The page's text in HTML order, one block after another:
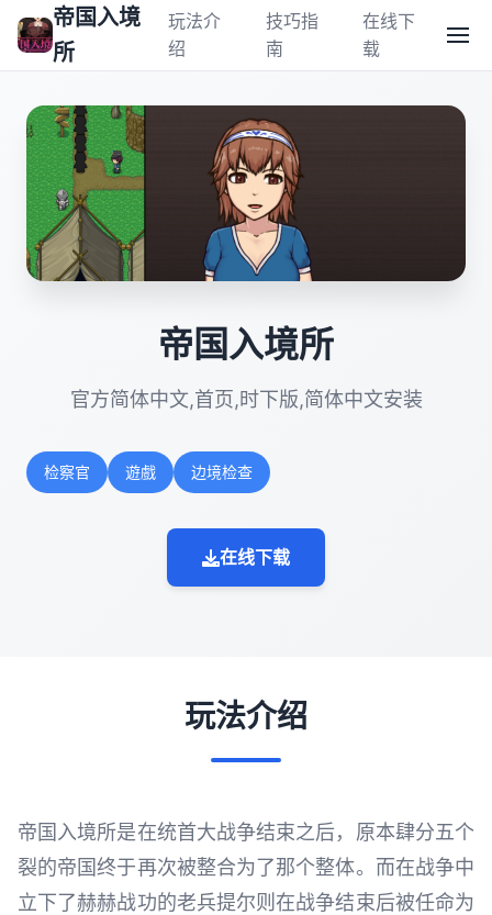
帝国入境
所
玩法介
绍
技巧指
南
在线下
载
帝国入境所
官方简体中文,首页,时下版,简体中文安装
检察官 遊戲 边境检查
在线下载
玩法介绍
帝国入境所是在统首大战争结束之后，原本肆分五个
裂的帝国终于再次被整合为了那个整体。而在战争中
立下了赫赫战功的老兵提尔则在战争结束后被任命为